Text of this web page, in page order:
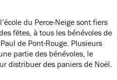
du Perce-Neige sont fiers
fêtes, à tous les bénévoles de
de Pont-Rouge. Plusieurs
partie des bénévoles, le
distribuer des paniers de Noël.